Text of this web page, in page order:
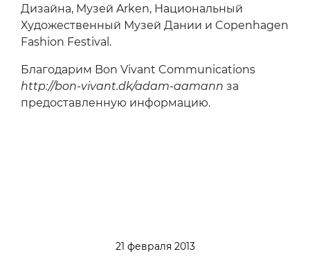
Дизайна, Музей Arken, Национальный
Художественный Музей Дании и Copenhagen
Fashion Festival.
Благодарим Bon Vivant Communications
http://bon-vivant.dk/adam-aamann за
предоставленную информацию.
21 февраля 2013